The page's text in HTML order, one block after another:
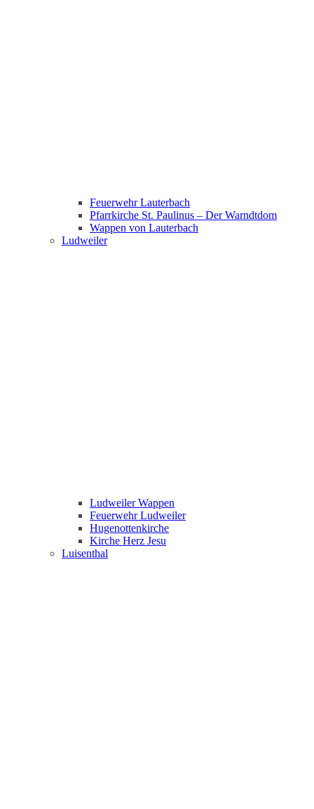
Feuerwehr Lauterbach
Pfarrkirche St. Paulinus – Der Warndtdom
Wappen von Lauterbach
Ludweiler
Ludweiler Wappen
Feuerwehr Ludweiler
Hugenottenkirche
Kirche Herz Jesu
Luisenthal